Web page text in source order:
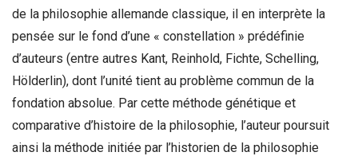
de la philosophie allemande classique, il en interprète la
pensée sur le fond d’une « constellation » prédéfinie
d’auteurs (entre autres Kant, Reinhold, Fichte, Schelling,
Hölderlin), dont l’unité tient au problème commun de la
fondation absolue. Par cette méthode génétique et
comparative d’histoire de la philosophie, l’auteur poursuit
ainsi la méthode initiée par l’historien de la philosophie